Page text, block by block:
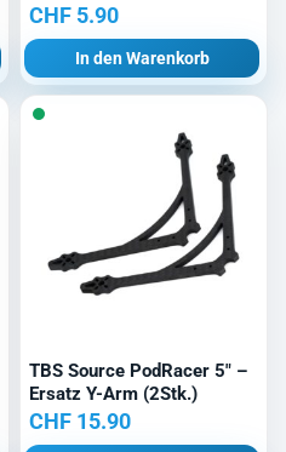
CHF5.90
In den Warenkorb
TBS Source PodRacer 5″ –
Ersatz Y-Arm (2Stk.)
CHF15.90